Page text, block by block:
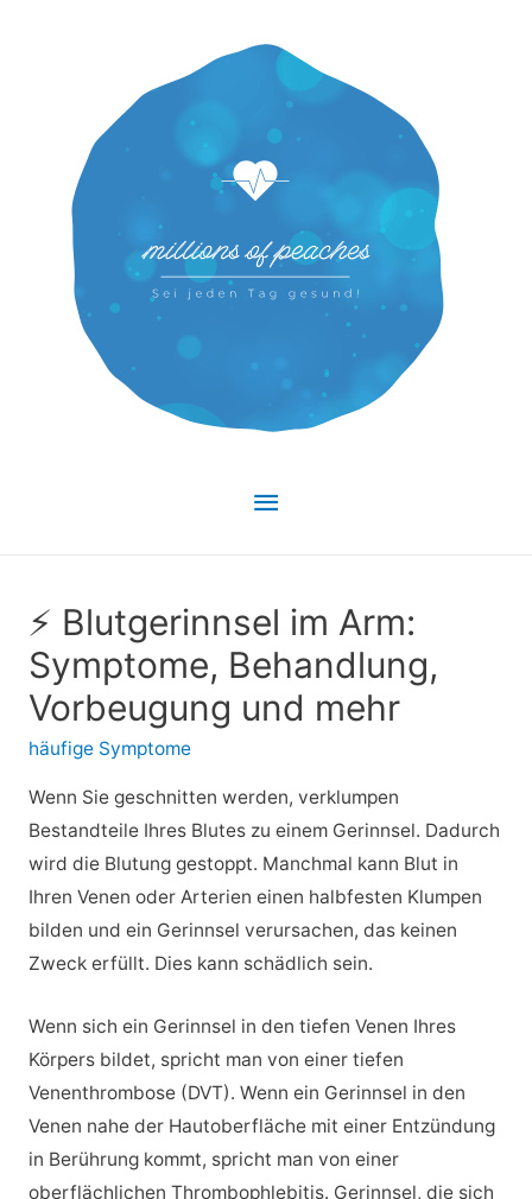
Hauptmenü
⚡ Blutgerinnsel im Arm:
Symptome, Behandlung,
Vorbeugung und mehr
häufige Symptome
Wenn Sie geschnitten werden, verklumpen
Bestandteile Ihres Blutes zu einem Gerinnsel. Dadurch
wird die Blutung gestoppt. Manchmal kann Blut in
Ihren Venen oder Arterien einen halbfesten Klumpen
bilden und ein Gerinnsel verursachen, das keinen
Zweck erfüllt. Dies kann schädlich sein.
Wenn sich ein Gerinnsel in den tiefen Venen Ihres
Körpers bildet, spricht man von einer tiefen
Venenthrombose (DVT). Wenn ein Gerinnsel in den
Venen nahe der Hautoberfläche mit einer Entzündung
in Berührung kommt, spricht man von einer
oberflächlichen Thrombophlebitis. Gerinnsel, die sich